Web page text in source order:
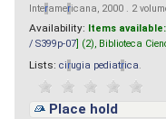
Interamericana, 2000 . 2
Availability: Items available:
/ S399p-07 ] (2), Biblioteca
Lists: cirugia pediatrica
Place hold